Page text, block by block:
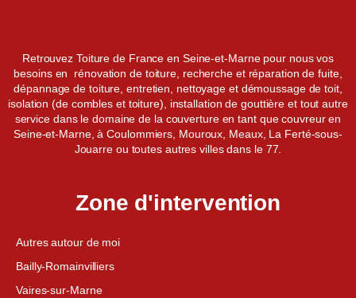
Retrouvez Toiture de France en Seine-et-Marne pour nous vos
besoins en rénovation de toiture, recherche et réparation de fuite,
dépannage de toiture, entretien, nettoyage et démoussage de toit,
isolation (de combles et toiture), installation de gouttière et tout autre
service dans le domaine de la couverture en tant que couvreur en
Seine-et-Marne, à Coulommiers, Mouroux, Meaux, La Ferté-sous-
Jouarre ou toutes autres villes dans le 77.
Zone d'intervention
Autres autour de moi
Bailly-Romainvilliers
Vaires-sur-Marne